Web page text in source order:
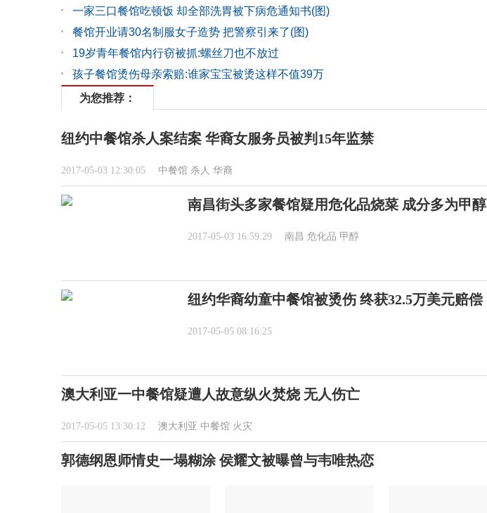
一家三口餐馆吃顿饭 却全部洗胃被下病危通知书(图)
餐馆开业请30名制服女子造势 把警察引来了(图)
19岁青年餐馆内行窃被抓:螺丝刀也不放过
孩子餐馆烫伤母亲索赔:谁家宝宝被烫这样不值39万
为您推荐：
纽约中餐馆杀人案结案 华裔女服务员被判15年监禁
2017-05-03 12:30:05 中餐馆 杀人 华裔
南昌街头多家餐馆疑用危化品烧菜 成分多为甲醇
2017-05-03 16:59:29 南昌 危化品 甲醇
纽约华裔幼童中餐馆被烫伤 终获32.5万美元赔偿
2017-05-05 08:16:25
澳大利亚一中餐馆疑遭人故意纵火焚烧 无人伤亡
2017-05-05 13:30:12 澳大利亚 中餐馆 火灾
郭德纲恩师情史一塌糊涂 侯耀文被曝曾与韦唯热恋